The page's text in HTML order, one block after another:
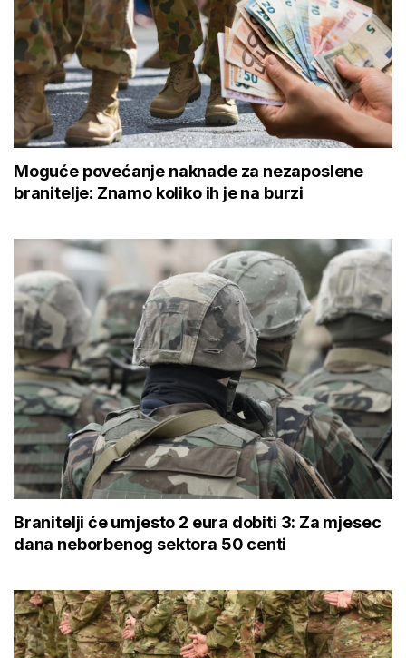
Moguće povećanje naknade za nezaposlene
branitelje: Znamo koliko ih je na burzi
Branitelji će umjesto 2 eura dobiti 3: Za mjesec
dana neborbenog sektora 50 centi